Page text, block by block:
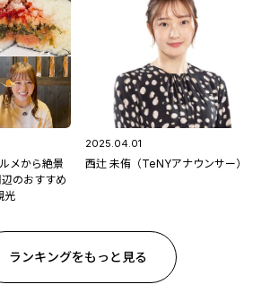
メから絶景
のおすすめ
光
2025.04.01
西辻 未侑（TeNYアナウンサー）
ランキングをもっと見る